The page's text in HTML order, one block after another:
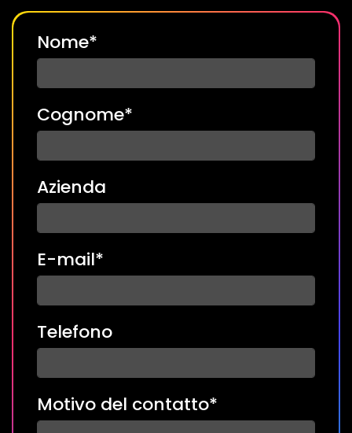
Nome*
Cognome*
Azienda
E-mail*
Telefono
Motivo del contatto*